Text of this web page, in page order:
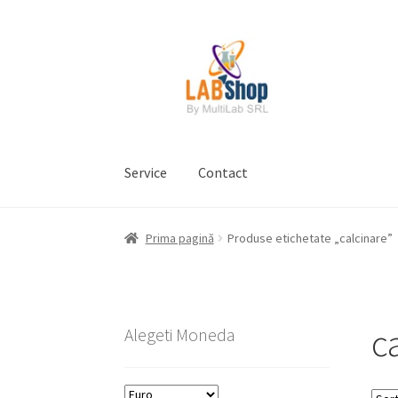
Service Contact
Prima pagină Contul meu Coș Plată Request
Prima pagină Produse etichetate „calcinare”
Alegeti Moneda